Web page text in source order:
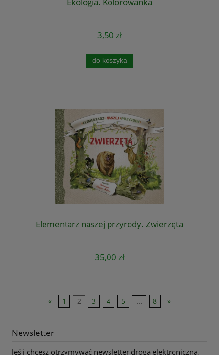
3,50 zł
do koszyka
Elementarz naszej przyrody. Zwierzęta
35,00 zł
« 1 2 3 4 5 ... 8 »
Newsletter
Jeśli chcesz otrzymywać newsletter drogą elektroniczną,